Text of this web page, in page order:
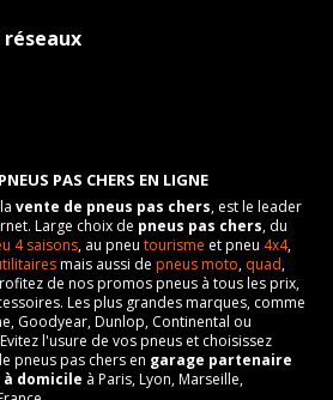
réseaux
PAS CHERS EN LIGNE
vente de pneus pas chers, est le leader
Large choix de pneus pas chers, du
4 saisons, au pneu tourisme et pneu 4x4,
mais aussi de pneus moto, quad,
de nos promos pneus à tous les prix,
Les plus grandes marques, comme
Goodyear, Dunlop, Continental ou
l'usure de vos pneus et choisissez
pneus pas chers en garage partenaire
domicile à Paris, Lyon, Marseille,